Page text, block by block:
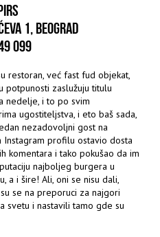
1, BEOGRAD
099
restoran, već fast fud objekat,
potpunosti zaslužuju titulu
nedelje, i to po svim
ugostiteljstva, i eto baš sada,
nezadovoljni gost na
Instagram profilu ostavio dosta
komentara i tako pokušao da im
najboljeg burgera u
a i šire! Ali, oni se nisu dali,
se na preporuci za najgori
svetu i nastavili tamo gde su